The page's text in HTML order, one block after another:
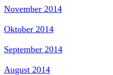
November 2014
Oktober 2014
September 2014
August 2014